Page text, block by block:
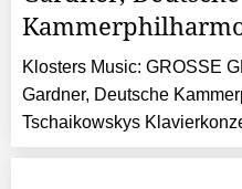
Klosters Music: GROSSE
Gardner, Deutsche
Tschaikowskys